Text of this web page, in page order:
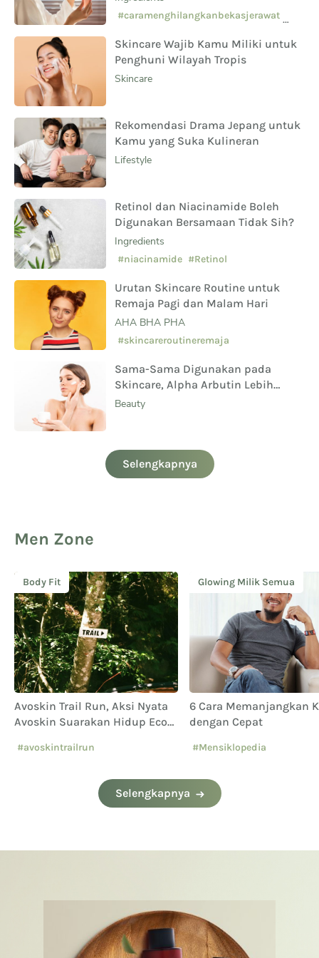
Sampingnya?
#caramenghilangkanbekasjerawat
#skincarepemula
Skincare Wajib Kamu Miliki untuk
Penghuni Wilayah Tropis
Skincare
Rekomendasi Drama Jepang untuk
Kamu yang Suka Kulineran
Lifestyle
Retinol dan Niacinamide Boleh
Digunakan Bersamaan Tidak Sih?
Ingredients
#niacinamide #Retinol
Urutan Skincare Routine untuk
Remaja Pagi dan Malam Hari
AHA BHA PHA
#skincareroutineremaja
Sama-Sama Digunakan pada
Skincare, Alpha Arbutin Lebih
Aman Digunakan Daripada
Beauty
Selengkapnya
Men Zone
Body Fit
Avoskin Trail Run, Aksi Nyata
Avoskin Suarakan Hidup Eco
#avoskintrailrun
Glowing Milik Semua
6 Cara Memanjangkan
dengan Cepat
#Mensiklopedia
Selengkapnya